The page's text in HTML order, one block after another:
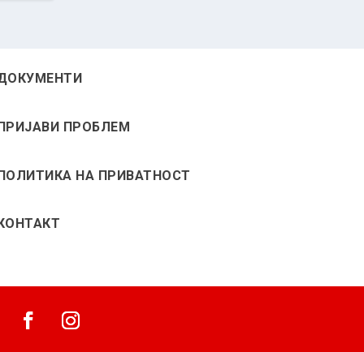
ПРОБЛЕМ
НА ПРИВАТНОСТ